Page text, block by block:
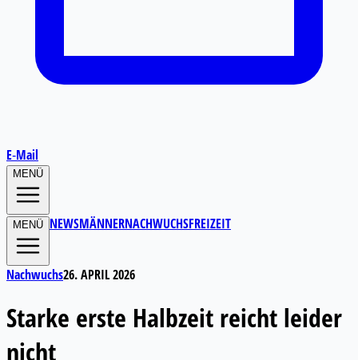
E‑Mail
MENÜ
MENÜ NEWSMÄNNERNACHWUCHSFREIZEIT
Nachwuchs26. APRIL 2026
Starke erste Halbzeit reicht leider
nicht